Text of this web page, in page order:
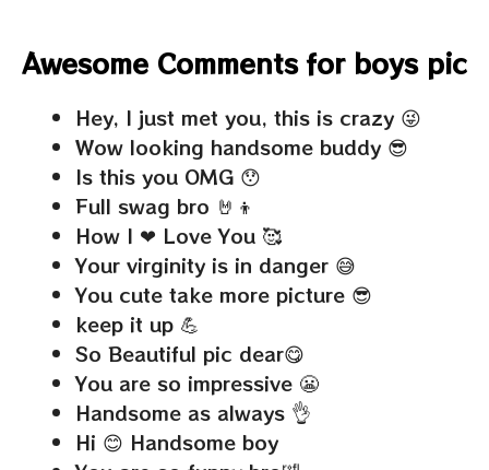
Awesome Comments for boys pic
Hey, I just met you, this is crazy 😜
Wow looking handsome buddy 😎
Is this you OMG 😯
Full swag bro 🤘👦
How I ❤ Love You 🥰
Your virginity is in danger 😅
You cute take more picture 😎
keep it up 💪
So Beautiful pic dear😋
You are so impressive 😬
Handsome as always 👌
Hi 😊 Handsome boy